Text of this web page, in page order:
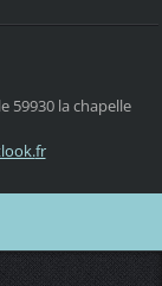
59930 la chapelle
fr